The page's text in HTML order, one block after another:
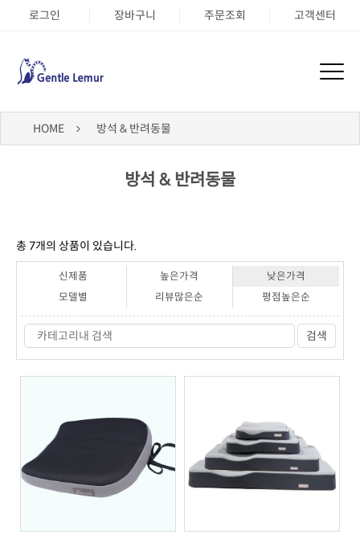
로그인 장바구니 주문조회 고객센터
HOME 방석 & 반려동물
방석 & 반려동물
총 7개의 상품이 있습니다.
신제품 높은가격
낮은가격
모델별
리뷰많은순 평점높은순
검색